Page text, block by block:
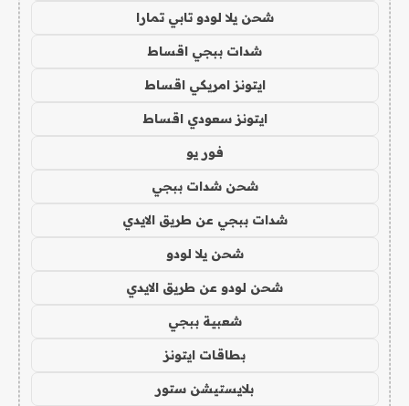
شحن يلا لودو تابي تمارا
شدات ببجي اقساط
ايتونز امريكي اقساط
ايتونز سعودي اقساط
فور يو
شحن شدات ببجي
شدات ببجي عن طريق الايدي
شحن يلا لودو
شحن لودو عن طريق الايدي
شعبية ببجي
بطاقات ايتونز
بلايستيشن ستور